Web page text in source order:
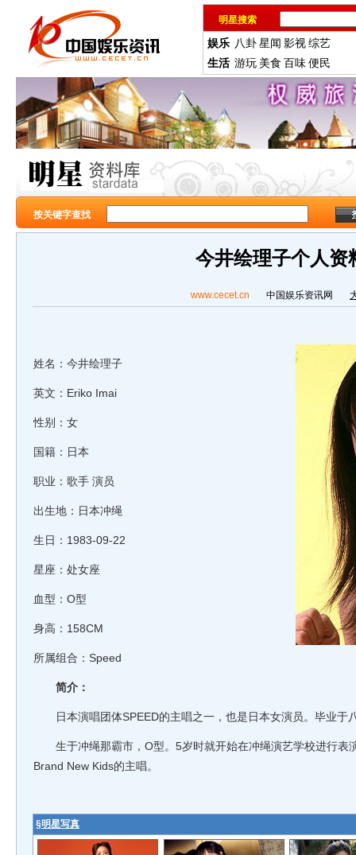
明星搜索
娱乐 八卦星闻 影视综艺
生活 游玩 美食 百味便民
按关键字查找
今井绘理子个人资
www.cecet.cn 中国娱乐资讯网
姓名：今井绘理子
英文：Eriko Imai
性别：女
国籍：日本
职业：歌手 演员
出生地：日本冲绳
生日：1983-09-22
星座：处女座
血型：O型
身高：158CM
所属组合：Speed
简介：
日本演唱团体SPEED的主唱之一，也是日本女演员。毕业于
生于冲绳那霸市，O型。5岁时就开始在冲绳演艺学校进行表
Brand New Kids的主唱。
§明星写真